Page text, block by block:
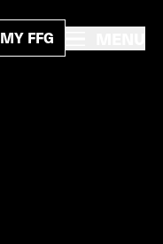
MY FFG